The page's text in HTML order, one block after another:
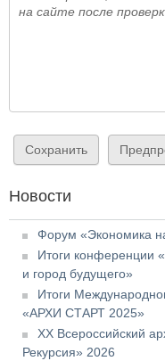
на сайте после
Новости
Форум «Экономика
Итоги конференции
и город будущего»
Итоги
«АРХИ СТАРТ 2025»
XX Всероссийский
Рекурсия» 2026